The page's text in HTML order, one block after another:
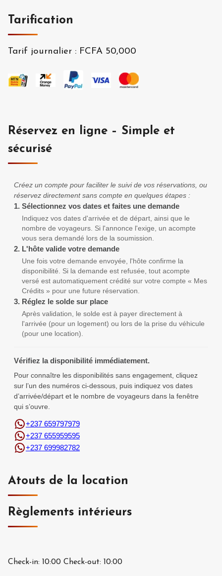
Tarification
Tarif journalier : FCFA 50,000
Réservez en ligne – Simple et
sécurisé
Créez un compte pour faciliter le suivi de vos réservations, ou
réservez directement sans compte en quelques étapes :
1. Sélectionnez vos dates et faites une demande
Indiquez vos dates d'arrivée et de départ, ainsi que le
nombre de voyageurs. Si l'annonce l'exige, un acompte
vous sera demandé lors de la soumission.
2. L'hôte valide votre demande
Une fois votre demande envoyée, l'hôte confirme la
disponibilité. Si la demande est refusée, tout acompte
versé est automatiquement crédité sur votre compte « Mes
Crédits » pour une future réservation.
3. Réglez le solde sur place
Après validation, le solde est à payer directement à
l'arrivée (pour un logement) ou lors de la prise du véhicule
(pour une location).
Vérifiez la disponibilité immédiatement.
Pour connaître les disponibilités sans engagement, cliquez
sur l’un des numéros ci-dessous, puis indiquez vos dates
d’arrivée/départ et le nombre de voyageurs dans la fenêtre
qui s’ouvre.
+237 659797979
+237 655959595
+237 699982782
Atouts de la location
Règlements intérieurs
Check-in: 10:00 Check-out: 10:00